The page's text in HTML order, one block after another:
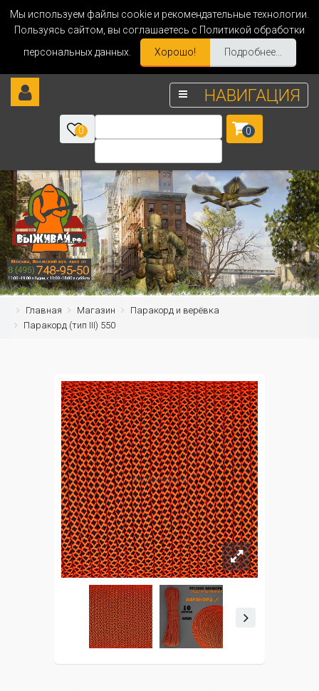
Мы используем файлы cookie и рекомендательные технологии.
Пользуясь сайтом, вы соглашаетесь с Политикой обработки
персональных данных.
Хорошо! Подробнее...
НАВИГАЦИЯ
0 0
Главная Магазин
Паракорд и верёвка
Паракорд (тип III) 550